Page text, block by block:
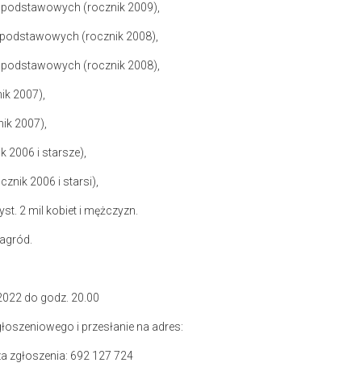
podstawowych (rocznik 2009),
(rocznik 2008),
podstawowych (rocznik 2008),
2007),
2007),
2006 i starsze),
2006 i starsi),
2 mil kobiet i mężczyzn.
do godz. 20.00
i przesłanie na adres:
zgłoszenia: 692 127 724